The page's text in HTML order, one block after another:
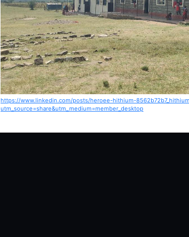
https://www.linkedin.com/posts/heroee-hithium-
utm_source=share&utm_medium=member_desktop